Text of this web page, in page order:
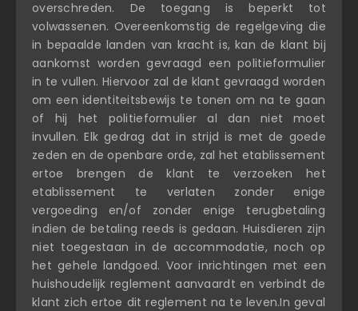
overschreden. De toegang is beperkt tot
volwassenen. Overeenkomstig de regelgeving die
in bepaalde landen van kracht is, kan de klant bij
aankomst worden gevraagd een politieformulier
in te vullen. Hiervoor zal de klant gevraagd worden
om een identiteitsbewijs te tonen om na te gaan
of hij het politieformulier al dan niet moet
invullen. Elk gedrag dat in strijd is met de goede
zeden en de openbare orde, zal het etablissement
ertoe brengen de klant te verzoeken het
etablissement te verlaten zonder enige
vergoeding en/of zonder enige terugbetaling
indien de betaling reeds is gedaan. Huisdieren zijn
niet toegestaan in de accommodatie, noch op
het gehele landgoed. Voor inrichtingen met een
huishoudelijk reglement aanvaardt en verbindt de
klant zich ertoe dit reglement na te leven.In geval